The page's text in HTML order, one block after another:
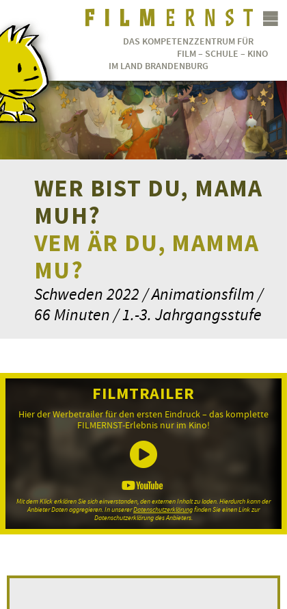
DAS KOMPETENZZENTRUM FÜR
FILM – SCHULE – KINO
IM LAND BRANDENBURG
WER BIST DU, MAMA
MUH?
VEM ÄR DU, MAMMA
MU?
Schweden 2022 / Animationsfilm /
66 Minuten / 1.-3. Jahrgangsstufe
FILMTRAILER
Hier der Werbetrailer für den ersten Eindruck – das komplette
FILMERNST-Erlebnis nur im Kino!
Mit dem Klick erklären Sie sich einverstanden, den externen Inhalt zu laden. Hierdurch kann der
Anbieter Daten aggregieren. In unsererDatenschutzerklärungfinden Sie einen Link zur
Datenschutzerklärung des Anbieters.